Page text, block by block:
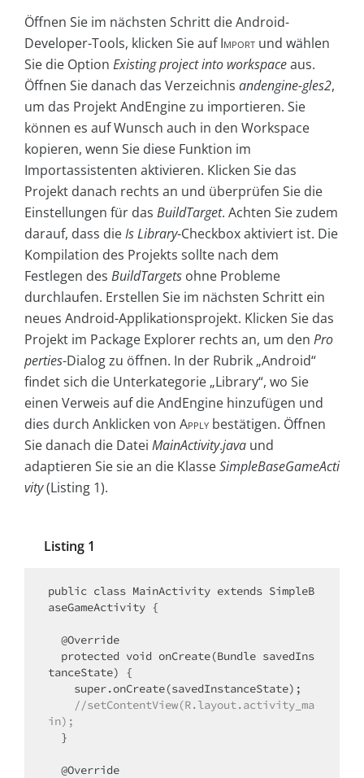
Öffnen Sie im nächsten Schritt die Android-
Developer-Tools, klicken Sie aufImport und wählen
Sie die Option Existing project into workspaceaus.
Öffnen Sie danach das Verzeichnis andengine-gles2,
um das Projekt AndEngine zu importieren. Sie
können es auf Wunsch auch in den Workspace
kopieren, wenn Sie diese Funktion im
Importassistenten aktivieren. Klicken Sie das
Projekt danach rechts an und überprüfen Sie die
Einstellungen für das BuildTarget. Achten Sie zudem
darauf, dass dieIs Library-Checkbox aktiviert ist. Die
Kompilation des Projekts sollte nach dem
Festlegen des BuildTargets ohne Probleme
durchlaufen. Erstellen Sie im nächsten Schritt ein
neues Android-Applikationsprojekt. Klicken Sie das
Projekt im Package Explorer rechts an, um den Pro
perties-Dialog zu öffnen. In der Rubrik „Android“
findet sich die Unterkategorie „Library“, wo Sie
einen Verweis auf die AndEngine hinzufügen und
dies durch Anklicken von Apply bestätigen. Öffnen
Sie danach die Datei Main­Activity.java und
adaptieren Sie sie an die KlasseSimpleBaseGameActi
vity(Listing 1).
Listing 1
public class MainActivity extends SimpleB
aseGameActivity {
tanceState) {
//setContentView(R.layout.activity_ma
in);